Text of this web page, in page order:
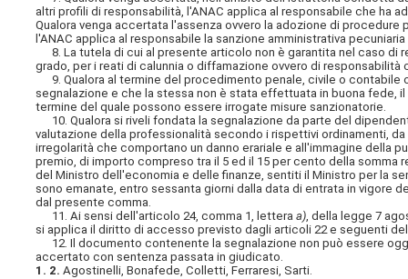
altri profili di responsabilità, l'ANAC applica al responsabile che ha
Qualora venga accertata l'assenza ovvero la adozione di
l'ANAC applica al responsabile la sanzione amministrativa pecuniaria
8. La tutela di cui al presente articolo non è garantita nel caso di
grado, per i reati di calunnia o diffamazione ovvero di
9. Qualora al termine del procedimento penale, civile o
segnalazione e che la stessa non è stata effettuata in buona
termine del quale possono essere irrogate misure sanzionatorie.
10. Qualora si riveli fondata la segnalazione da parte del
valutazione della professionalità secondo i rispettivi ordinamenti,
irregolarità che comportano un danno erariale e all'immagine della
premio, di importo compreso tra il 5 ed il 15 per cento della
del Ministro dell'economia e delle finanze, sentiti il Ministro per la
sono emanate, entro sessanta giorni dalla data di entrata in vigore
dal presente comma.
11. Ai sensi dell'articolo 24, comma 1, letteraa), della legge 7
si applica il diritto di accesso previsto dagli articoli 22 e seguenti
12. Il documento contenente la segnalazione non può essere
accertato con sentenza passata in giudicato.
1. 2. Agostinelli, Bonafede, Colletti, Ferraresi, Sarti.